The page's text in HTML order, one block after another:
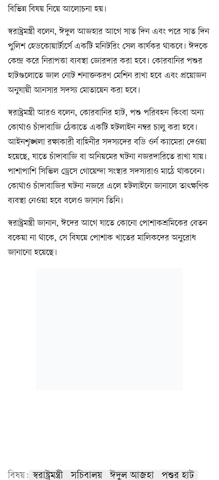
বিভিন্ন বিষয় নিয়ে আলোচনা হয়।
স্বরাষ্ট্রমন্ত্রী বলেন, ঈদুল আজহার আগে সাত দিন এবং পরে সাত দিন
পুলিশ হেডকোয়ার্টার্সে একটি মনিটরিং সেল কার্যকর থাকবে। ঈদকে
কেন্দ্র করে নিরাপত্তা ব্যবস্থা জোরদার করা হবে। কোরবানির পশুর
হাটগুলোতে জাল নোট শনাক্তকরণ মেশিন রাখা হবে এবং প্রয়োজন
অনুযায়ী আনসার সদস্য মোতায়েন করা হবে।
স্বরাষ্ট্রমন্ত্রী আরও বলেন, কোরবানির হাট, পশু পরিবহন কিংবা অন্য
কোথাও চাঁদাবাজি ঠেকাতে একটি হটলাইন নম্বর চালু করা হবে।
আইনশৃঙ্খলা রক্ষাকারী বাহিনীর সদস্যদের বডি ওর্ন ক্যামেরা দেওয়া
হয়েছে, যাতে চাঁদাবাজি বা অনিয়মের ঘটনা নজরদারিতে রাখা যায়।
পাশাপাশি সিভিল ড্রেসে গোয়েন্দা সংস্থার সদস্যরাও মাঠে থাকবেন।
কোথাও চাঁদাবাজির ঘটনা নজরে এলে হটলাইনে জানালে তাৎক্ষণিক
ব্যবস্থা নেওয়া হবে বলেও জানান তিনি।
স্বরাষ্ট্রমন্ত্রী জানান, ঈদের আগে যাতে কোনো পোশাকশ্রমিকের বেতন
বকেয়া না থাকে, সে বিষয়ে পোশাক খাতের মালিকদের অনুরোধ
জানানো হয়েছে।
বিষয়: স্বরাষ্ট্রমন্ত্রী সচিবালয় ঈদুল আজহা পশুর হাট